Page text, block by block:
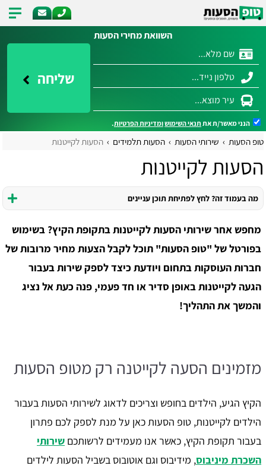
השוואת מחירי הסעות
שליחה
הנני מאשר/ת את תנאי השימושומדיניות הפרטיות.
טופ הסעות שירותי הסעות הסעות תלמידים הסעות לקייטנות
הסעות לקייטנות
מה בעמוד זה? לחץ לפתיחת תוכן עניינים
מחפש אחר שירותי הסעות לקייטנות בתקופת הקיץ? בשימוש
בפורטל של "טופ הסעות" תוכל לקבל הצעות מחיר מרובות של
חברות העוסקות בתחום ויודעת כיצד לספק שירות בעבור
הגעה לקייטנות באופן סדיר או חד פעמי, פנה כעת אל נציג
והמשך את התהליך!
מזמינים הסעה לקייטנה רק מטופ הסעות
הקיץ הגיע, הילדים בחופש וצריכים לדאוג לשירותי הסעות בעבור
הילדים לקייטנות, טופ הסעות כאן על מנת לספק לכם פתרון
בעבור תקופת הקיץ, כאשר אנו מעמידים לרשותכם שירותי
השכרת מיניבוס, מידיבוס וגם אוטובוס בשביל הסעות לילדים